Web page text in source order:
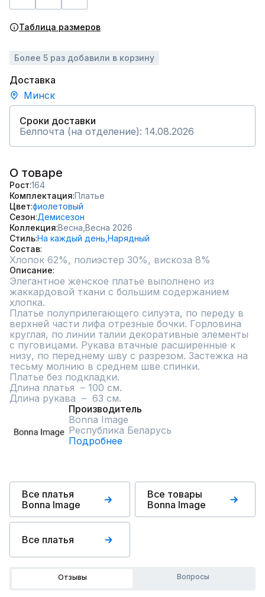
Таблица размеров
Более 5 раз добавили в корзину
Доставка
Минск
Сроки доставки
Белпочта (на отделение): 14.08.2026
О товаре
Рост 164
Комплектация Платье
Цвет фиолетовый
Сезон Демисезон
Коллекция Весна, Весна 2026
СтильНа каждый день, Нарядный
Состав
Хлопок 62%, полиэстер 30%, вискоза 8%
Описание
Элегантное женское платье выполнено из
жаккардовой ткани с большим содержанием
хлопка.
Платье полуприлегающего силуэта, по переду в
верхней части лифа отрезные бочки. Горловина
круглая, по линии талии декоративные элементы
с пуговицами. Рукава втачные расширенные к
низу, по переднему шву с разрезом. Застежка на
тесьму молнию в среднем шве спинки.
Платье без подкладки.
Длина платья  – 100 см.
Длина рукава  –  63 см.
Производитель
Bonna Image
Республика Беларусь
Подробнее
Все платья
Bonna Image
Все товары
Bonna Image
Все платья
Отзывы Вопросы